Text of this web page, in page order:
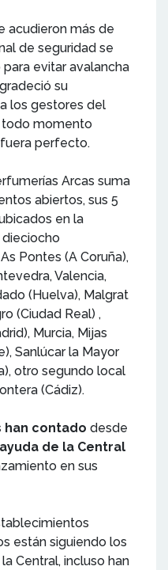
acudieron más de
de seguridad se
evitar avalancha
su
los gestores del
todo momento
perfecto.
Arcas suma
abiertos, sus 5
en la
Pontes (A Coruña),
Valencia,
(Huelva), Malgrat
(Ciudad Real) ,
Murcia, Mijas
Sanlúcar la Mayor
otro segundo local
(Cádiz).
han contado desde
de la Central
en sus
están siguiendo los
Central, incluso han